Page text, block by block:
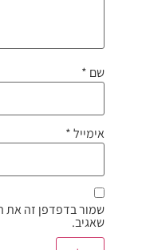
שם *
אימייל*
שמור בדפדפן זה את
שאגיב.